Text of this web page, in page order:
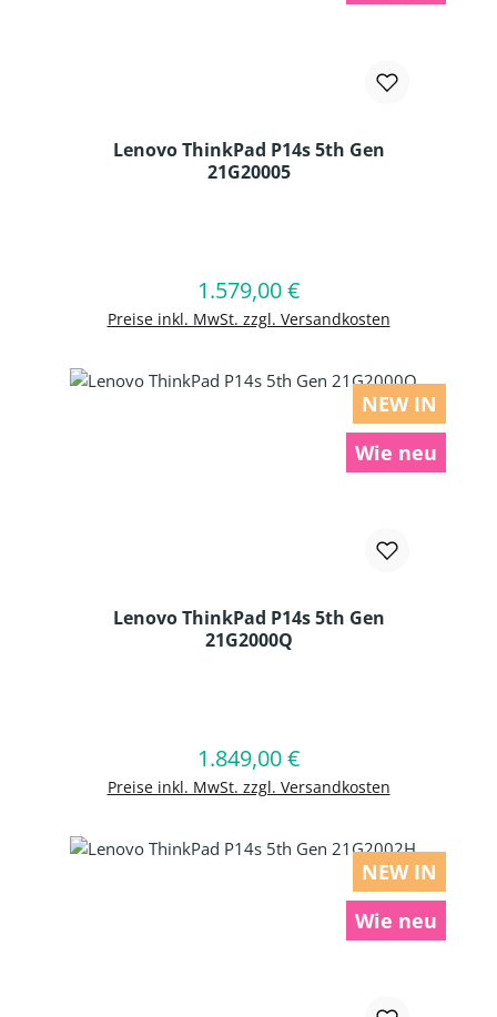
Lenovo ThinkPad P14s 5th Gen
21G20005
Regulärer Preis:
1.579,00 €
Preise inkl. MwSt. zzgl. Versandkosten
In den Warenkorb
NEW IN
Wie neu
Lenovo ThinkPad P14s 5th Gen
21G2000Q
Regulärer Preis:
1.849,00 €
Preise inkl. MwSt. zzgl. Versandkosten
In den Warenkorb
NEW IN
Wie neu